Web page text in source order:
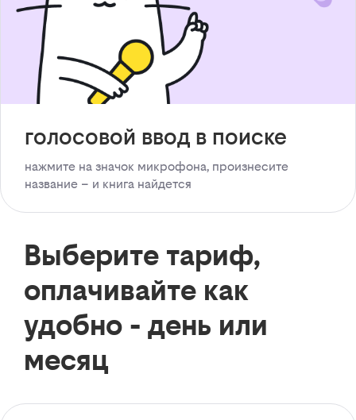
голосовой ввод в поиске
нажмите на значок микрофона, произнесите
название – и книга найдется
Выберите тариф,
оплачивайте как
удобно - день или
месяц